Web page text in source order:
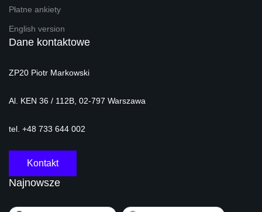
Płatne ankiety
English version
Dane kontaktowe
ZP20 Piotr Markowski
Al. KEN 36 / 112B, 02-797 Warszawa
tel. +48 733 644 002
Kontakt
Najnowsze